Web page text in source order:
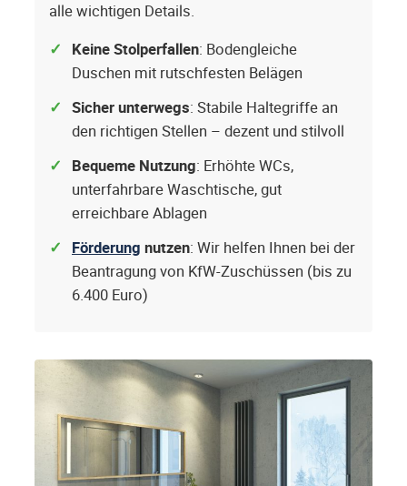
alle wichtigen Details.
Keine Stolperfallen: Bodengleiche
Duschen mit rutschfesten Belägen
Sicher unterwegs: Stabile Haltegriffe an
den richtigen Stellen – dezent und stilvoll
Bequeme Nutzung: Erhöhte WCs,
unterfahrbare Waschtische, gut
erreichbare Ablagen
Förderung nutzen: Wir helfen Ihnen bei der
Beantragung von KfW-Zuschüssen (bis zu
6.400 Euro)